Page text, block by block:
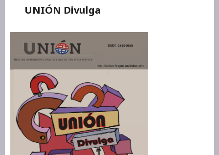
UNIÓN Divulga